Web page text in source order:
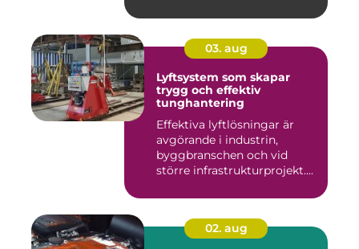
03. aug
Lyftsystem som skapar
trygg och effektiv
tunghantering
Effektiva lyftlösningar är
avgörande i industrin,
byggbranschen och vid
större infrastrukturprojekt....
02. aug